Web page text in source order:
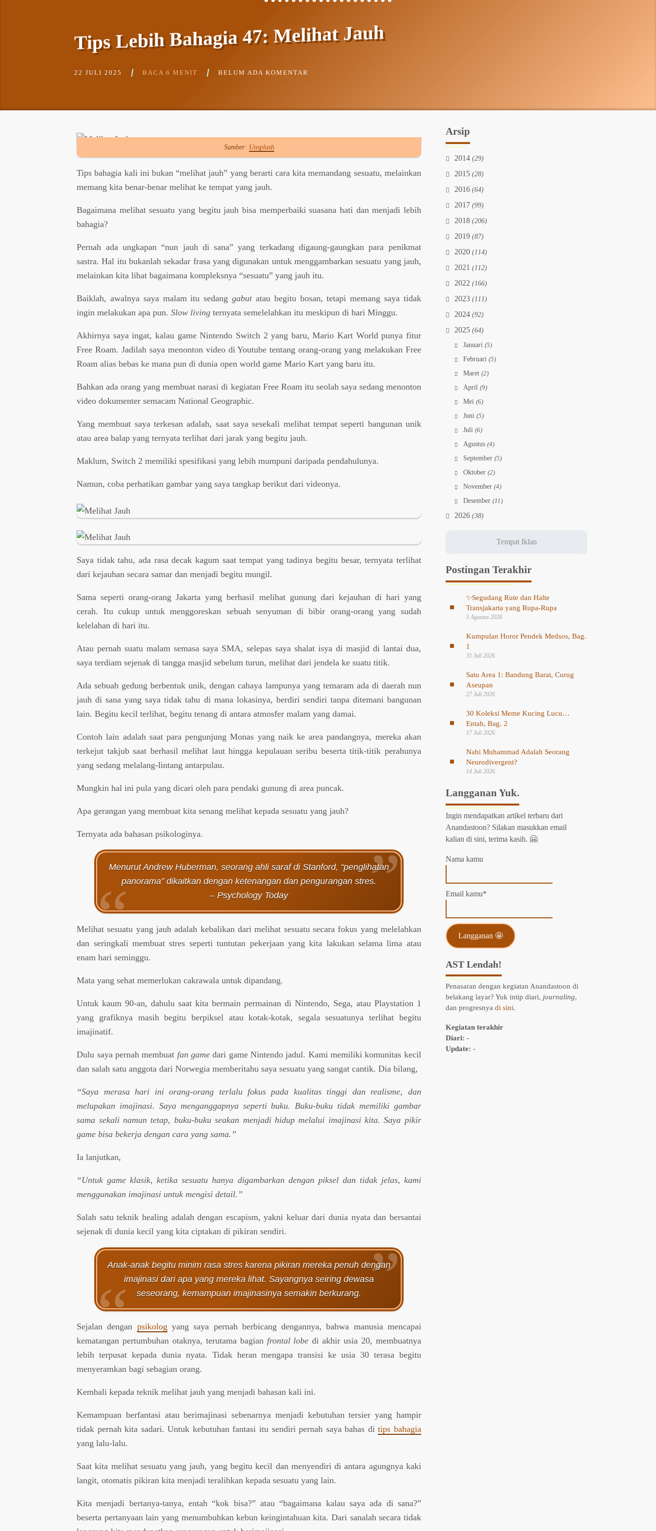
Tips Lebih Bahagia 47: Melihat Jauh
22 JULI 2025 BACA 6 MENIT BELUM ADA KOMENTAR
Sumber: Unsplash
Tips bahagia kali ini bukan “melihat jauh” yang berarti cara kita memandang sesuatu, melainkan
memang kita benar-benar melihat ke tempat yang jauh.
Bagaimana melihat sesuatu yang begitu jauh bisa memperbaiki suasana hati dan menjadi lebih
bahagia?
Pernah ada ungkapan “nun jauh di sana” yang terkadang digaung-gaungkan para penikmat
sastra. Hal itu bukanlah sekadar frasa yang digunakan untuk menggambarkan sesuatu yang jauh,
melainkan kita lihat bagaimana kompleksnya “sesuatu” yang jauh itu.
Baiklah, awalnya saya malam itu sedanggabutatau begitu bosan, tetapi memang saya tidak
ingin melakukan apa pun.Slow living ternyata semelelahkan itu meskipun di hari Minggu.
Akhirnya saya ingat, kalau game Nintendo Switch 2 yang baru, Mario Kart World punya fitur
Free Roam. Jadilah saya menonton video di Youtube tentang orang-orang yang melakukan Free
Roam alias bebas ke mana pun di dunia open world game Mario Kart yang baru itu.
Bahkan ada orang yang membuat narasi di kegiatan Free Roam itu seolah saya sedang menonton
video dokumenter semacam National Geographic.
Yang membuat saya terkesan adalah, saat saya sesekali melihat tempat seperti bangunan unik
atau area balap yang ternyata terlihat dari jarak yang begitu jauh.
Maklum, Switch 2 memiliki spesifikasi yang lebih mumpuni daripada pendahulunya.
Namun, coba perhatikan gambar yang saya tangkap berikut dari videonya.
Saya tidak tahu, ada rasa decak kagum saat tempat yang tadinya begitu besar, ternyata terlihat
dari kejauhan secara samar dan menjadi begitu mungil.
Sama seperti orang-orang Jakarta yang berhasil melihat gunung dari kejauhan di hari yang
cerah. Itu cukup untuk menggoreskan sebuah senyuman di bibir orang-orang yang sudah
kelelahan di hari itu.
Atau pernah suatu malam semasa saya SMA, selepas saya shalat isya di masjid di lantai dua,
saya terdiam sejenak di tangga masjid sebelum turun, melihat dari jendela ke suatu titik.
Ada sebuah gedung berbentuk unik, dengan cahaya lampunya yang temaram ada di daerah nun
jauh di sana yang saya tidak tahu di mana lokasinya, berdiri sendiri tanpa ditemani bangunan
lain. Begitu kecil terlihat, begitu tenang di antara atmosfer malam yang damai.
Contoh lain adalah saat para pengunjung Monas yang naik ke area pandangnya, mereka akan
terkejut takjub saat berhasil melihat laut hingga kepulauan seribu beserta titik-titik perahunya
yang sedang melalang-lintang antarpulau.
Mungkin hal ini pula yang dicari oleh para pendaki gunung di area puncak.
Apa gerangan yang membuat kita senang melihat kepada sesuatu yang jauh?
Ternyata ada bahasan psikologinya.
Menurut Andrew Huberman, seorang ahli saraf di Stanford, “penglihatan
panorama” dikaitkan dengan ketenangan dan pengurangan stres.
– Psychology Today
Melihat sesuatu yang jauh adalah kebalikan dari melihat sesuatu secara fokus yang melelahkan
dan seringkali membuat stres seperti tuntutan pekerjaan yang kita lakukan selama lima atau
enam hari seminggu.
Mata yang sehat memerlukan cakrawala untuk dipandang.
Untuk kaum 90-an, dahulu saat kita bermain permainan di Nintendo, Sega, atau Playstation 1
yang grafiknya masih begitu berpiksel atau kotak-kotak, segala sesuatunya terlihat begitu
imajinatif.
Dulu saya pernah membuat fan gamedari game Nintendo jadul. Kami memiliki komunitas kecil
dan salah satu anggota dari Norwegia memberitahu saya sesuatu yang sangat cantik. Dia bilang,
“Saya merasa hari ini orang-orang terlalu fokus pada kualitas tinggi dan realisme, dan
melupakan imajinasi. Saya menganggapnya seperti buku. Buku-buku tidak memiliki gambar
sama sekali namun tetap, buku-buku seakan menjadi hidup melalui imajinasi kita. Saya pikir
game bisa bekerja dengan cara yang sama.”
Ia lanjutkan,
“Untuk game klasik, ketika sesuatu hanya digambarkan dengan piksel dan tidak jelas, kami
menggunakan imajinasi untuk mengisi detail.”
Salah satu teknik healing adalah dengan escapism, yakni keluar dari dunia nyata dan bersantai
sejenak di dunia kecil yang kita ciptakan di pikiran sendiri.
Anak-anak begitu minim rasa stres karena pikiran mereka penuh dengan
imajinasi dari apa yang mereka lihat. Sayangnya seiring dewasa
seseorang, kemampuan imajinasinya semakin berkurang.
Sejalan dengan psikolog yang saya pernah berbicang dengannya, bahwa manusia mencapai
kematangan pertumbuhan otaknya, terutama bagian frontal lobe di akhir usia 20, membuatnya
lebih terpusat kepada dunia nyata. Tidak heran mengapa transisi ke usia 30 terasa begitu
menyeramkan bagi sebagian orang.
Kembali kepada teknik melihat jauh yang menjadi bahasan kali ini.
Kemampuan berfantasi atau berimajinasi sebenarnya menjadi kebutuhan tersier yang hampir
tidak pernah kita sadari. Untuk kebutuhan fantasi itu sendiri pernah saya bahas ditips bahagia
yang lalu-lalu.
Saat kita melihat sesuatu yang jauh, yang begitu kecil dan menyendiri di antara agungnya kaki
langit, otomatis pikiran kita menjadi teralihkan kepada sesuatu yang lain.
Kita menjadi bertanya-tanya, entah “kok bisa?” atau “bagaimana kalau saya ada di sana?”
beserta pertanyaan lain yang menumbuhkan kebun keingintahuan kita. Dari sanalah secara tidak
Arsip
2014(29)
2015(28)
2016(64)
2017(99)
2018(206)
2019(87)
2020(114)
2021(112)
2022(166)
2023(111)
2024(92)
2025(64)
Januari(5)
Februari(5)
Maret(2)
April(9)
Mei(6)
Juni(5)
Juli(6)
Agustus(4)
September(5)
Oktober(2)
November(4)
Desember(11)
2026(38)
Postingan Terakhir
✨Segudang Rute dan Halte
Transjakarta yang Rupa-Rupa
5 Agustus 2026
Kumpulan Horor Pendek Medsos, Bag.
1
31 Juli 2026
Satu Area 1: Bandung Barat, Curug
Aseupan
27 Juli 2026
30 Koleksi Meme Kucing Lucu…
Entah, Bag. 2
17 Juli 2026
Nabi Muhammad Adalah Seorang
Neurodivergent?
14 Juli 2026
Langganan Yuk.
Ingin mendapatkan artikel terbaru dari
Anandastoon? Silakan masukkan email
kalian di sini, terima kasih. 🤗
Nama kamu
Email kamu*
AST Lendah!
Penasaran dengan kegiatan Anandastoon di
belakang layar? Yuk intip diari, journaling,
dan progresnyadi sini.
Kegiatan terakhir
Diari:-
Update:-